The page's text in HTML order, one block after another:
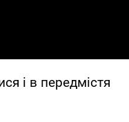
і в передмістя